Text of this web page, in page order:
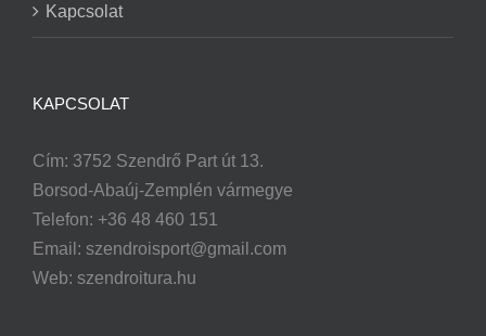
Kapcsolat
KAPCSOLAT
Cím: 3752 Szendrő Part út 13.
Borsod-Abaúj-Zemplén vármegye
Telefon: +36 48 460 151
Email: szendroisport@gmail.com
Web: szendroitura.hu